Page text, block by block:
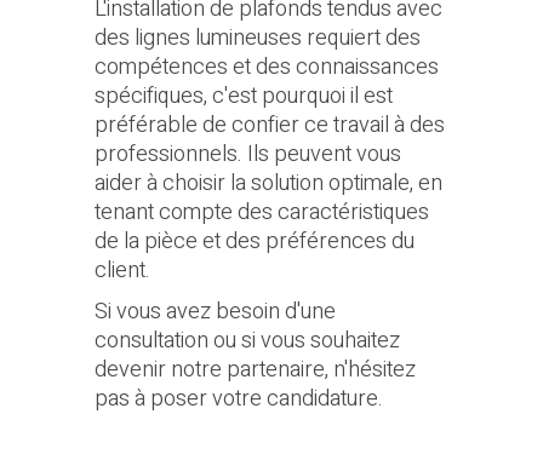
L'installation de plafonds tendus avec
des lignes lumineuses requiert des
compétences et des connaissances
spécifiques, c'est pourquoi il est
préférable de confier ce travail à des
professionnels. Ils peuvent vous
aider à choisir la solution optimale, en
tenant compte des caractéristiques
de la pièce et des préférences du
client.
Si vous avez besoin d'une
consultation ou si vous souhaitez
devenir notre partenaire, n'hésitez
pas àposer votre candidature.